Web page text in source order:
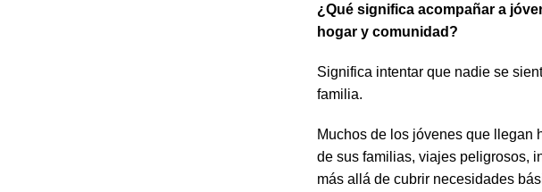
¿Qué significa acompañar a
hogar y comunidad?
Significa intentar que nadie se
familia.
Muchos de los jóvenes que llegan
de sus familias, viajes peligrosos,
más allá de cubrir necesidades